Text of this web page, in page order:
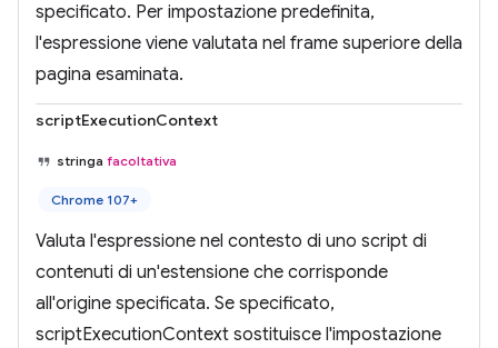
specificato. Per impostazione predefinita,
l'espressione viene valutata nel frame superiore della
pagina esaminata.
scriptExecutionContext
stringa facoltativa
Chrome 107+
Valuta l'espressione nel contesto di uno script di
contenuti di un'estensione che corrisponde
all'origine specificata. Se specificato,
scriptExecutionContext sostituisce l'impostazione